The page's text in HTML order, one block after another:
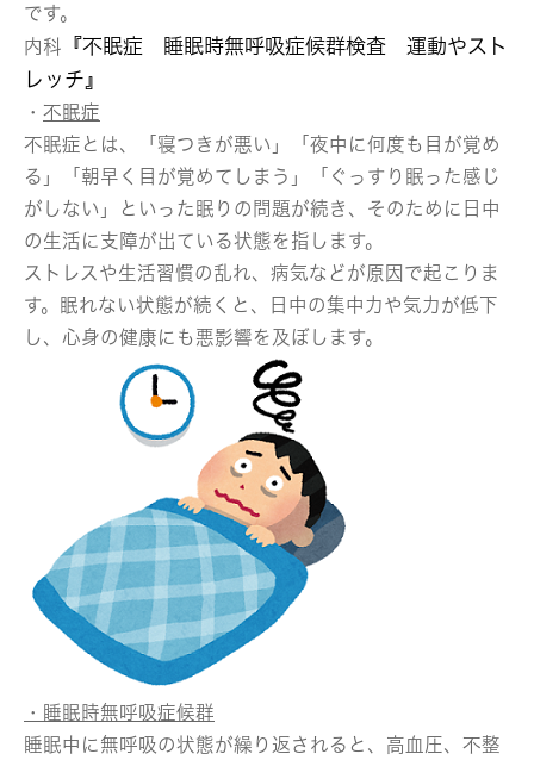
です。
内科 『不眠症 睡眠時無呼吸症候群検査 運動やスト
レッチ』
・ 不眠症
不眠症とは、「寝つきが悪い」「夜中に何度も目が覚め
る」「朝早く目が覚めてしまう」「ぐっすり眠った感じ
がしない」といった眠りの問題が続き、そのために日中
の生活に支障が出ている状態を指します。
ストレスや生活習慣の乱れ、病気などが原因で起こりま
す。眠れない状態が続くと、日中の集中力や気力が低下
し、心身の健康にも悪影響を及ぼします。
・睡眠時無呼吸症候群
睡眠中に無呼吸の状態が繰り返されると、高血圧、不整